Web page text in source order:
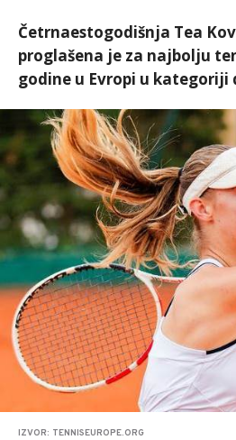
Četrnaestogodišnja Tea
proglašena je za najbolju
godine u Evropi u kategoriji
IZVOR: TENNISEUROPE.ORG